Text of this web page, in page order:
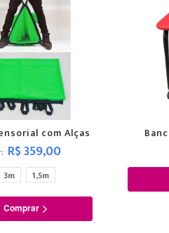
com Alças
R$ 359,00
3m 1,5m
Comprar